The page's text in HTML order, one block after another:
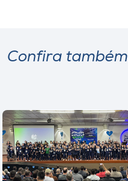
Confira também